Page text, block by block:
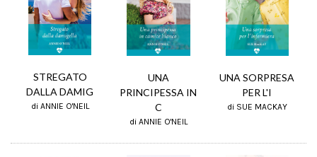
STREGATO
DALLA DAMIG
di ANNIE O'NEIL
UNA
PRINCIPESSA IN
C
di ANNIE O'NEIL
UNA SORPRESA
PER L'I
di SUE MACKAY